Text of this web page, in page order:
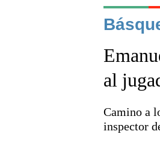
Noticias
Deportes
al
Camino a
inspector